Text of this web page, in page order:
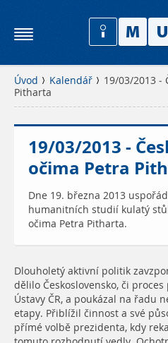
Úvod Kalendář
19/03/2013 -
Pitharta
19/03/2013 -
očima Petra
Dne 19. března 2013
humanitních studií kulatý
očima Petra Pitharta.
Dlouholetý aktivní politik
dělilo Československo, či
Ústavy ČR, a poukázal na řadu
etapy. Přiblížil činnost a své
přímé volbě prezidenta, kdy